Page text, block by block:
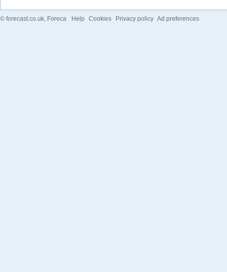
© forecast.co.uk, Foreca Help Cookies Privacy policy Ad preferences